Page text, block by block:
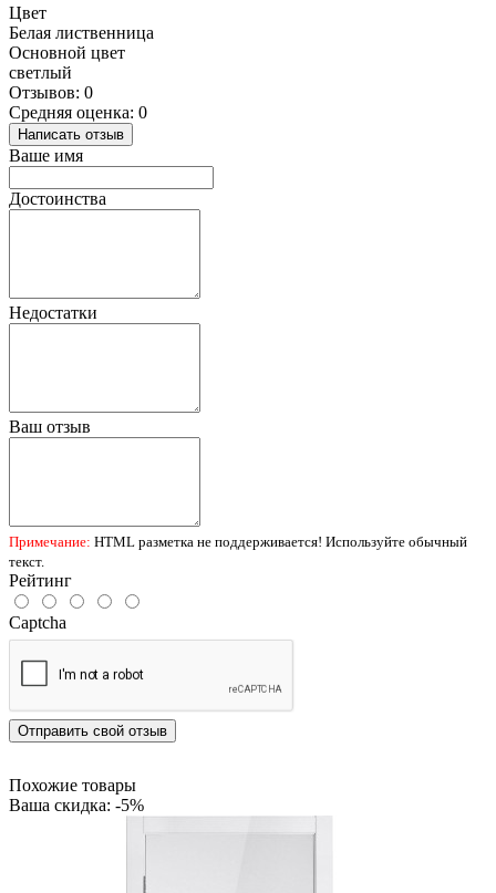
Цвет
Белая лиственница
Основной цвет
светлый
Отзывов: 0
Средняя оценка: 0
Написать отзыв
Ваше имя
Достоинства
Недостатки
Ваш отзыв
Примечание: HTML разметка не поддерживается! Используйте обычный
текст.
Рейтинг
Captcha
Отправить свой отзыв
Похожие товары
Ваша скидка: -5%